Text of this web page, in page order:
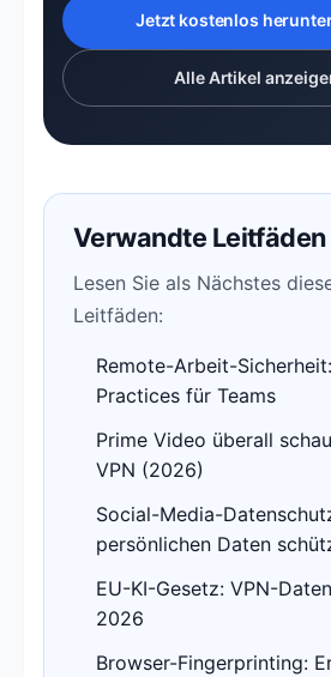
Jetzt kostenlos
Alle Artikel
Verwandte Leitfäden
Lesen Sie als Nächstes
Leitfäden:
Remote-Arbeit-
Practices für Teams
Prime Video überall
VPN (2026)
Social-Media-
persönlichen Daten
EU-KI-Gesetz: VPN-
2026
Browser-Fingerprinting: